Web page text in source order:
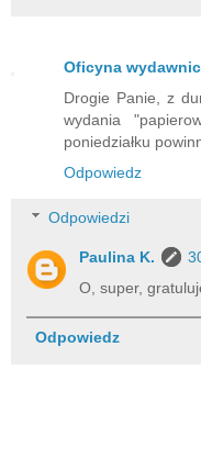
Oficyna
Drogie Panie, z
wydania
poniedziałku
Odpowiedz
Odpowiedzi
Paulina K.
O, super,
Odpowiedz